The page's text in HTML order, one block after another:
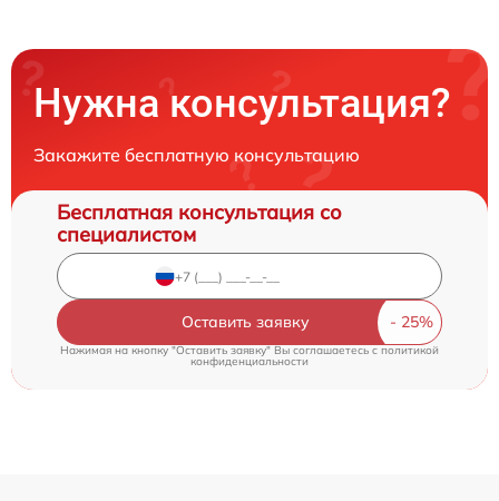
Нужна консультация?
Закажите бесплатную консультацию
Бесплатная консультация со
специалистом
Оставить заявку
Нажимая на кнопку "Оставить заявку" Вы соглашаетесь cполитикой
конфиденциальности